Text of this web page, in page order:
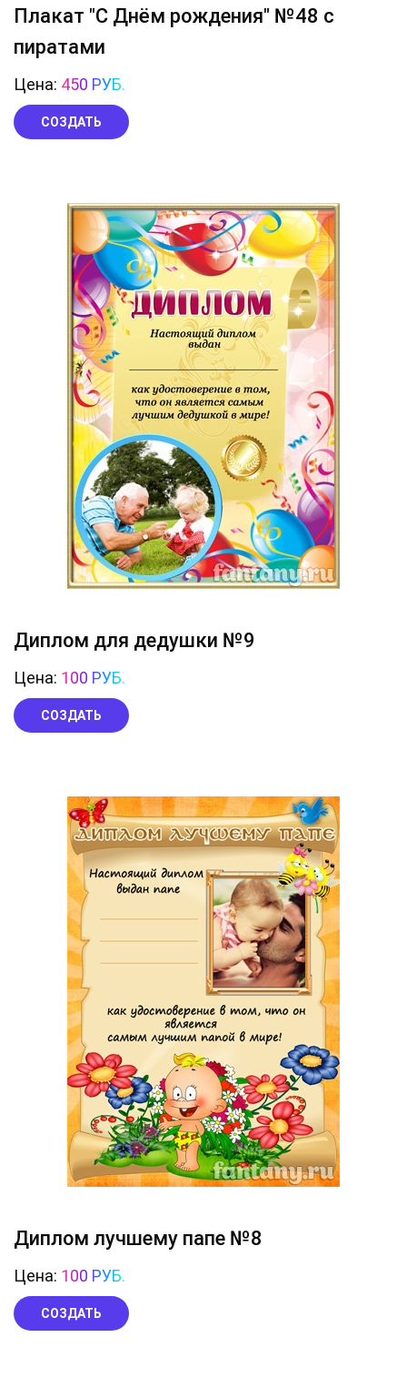
Плакат "С Днём рождения" №48 с
пиратами
Цена: 450 РУБ.
СОЗДАТЬ
Диплом для дедушки №9
Цена: 100 РУБ.
СОЗДАТЬ
Диплом лучшему папе №8
Цена: 100 РУБ.
СОЗДАТЬ